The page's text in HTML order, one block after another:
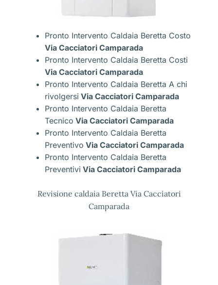
Pronto Intervento Caldaia Beretta Costo
Via Cacciatori Camparada
Pronto Intervento Caldaia Beretta Costi
Via Cacciatori Camparada
Pronto Intervento Caldaia Beretta A chi
rivolgersi Via Cacciatori Camparada
Pronto Intervento Caldaia Beretta
Tecnico Via Cacciatori Camparada
Pronto Intervento Caldaia Beretta
Preventivo Via Cacciatori Camparada
Pronto Intervento Caldaia Beretta
Preventivi Via Cacciatori Camparada
Revisione caldaia Beretta Via Cacciatori
Camparada